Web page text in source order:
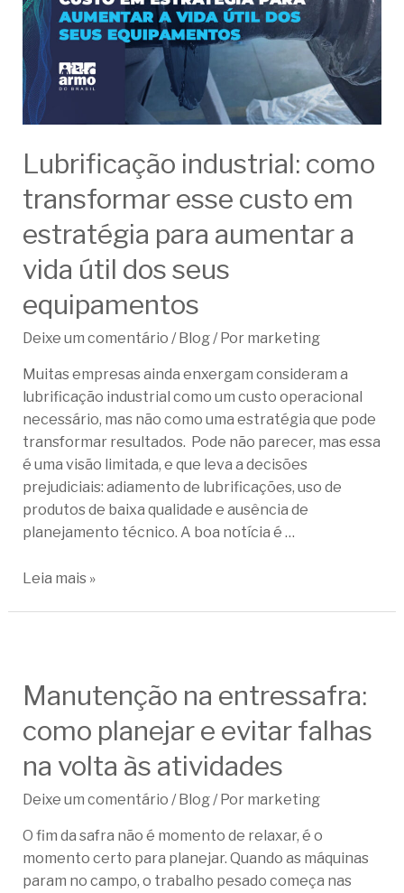
Lubrificação industrial: como
transformar esse custo em
estratégia para aumentar a
vida útil dos seus
equipamentos
Deixe um comentário /Blog/ Por marketing
Muitas empresas ainda enxergam consideram a
lubrificação industrial como um custo operacional
necessário, mas não como uma estratégia que pode
transformar resultados. Pode não parecer, mas essa
é uma visão limitada, e que leva a decisões
prejudiciais: adiamento de lubrificações, uso de
produtos de baixa qualidade e ausência de
planejamento técnico. A boa notícia é …
Leia mais »
Manutenção na entressafra:
como planejar e evitar falhas
na volta às atividades
Deixe um comentário /Blog/ Por marketing
O fim da safra não é momento de relaxar, é o
momento certo para planejar. Quando as máquinas
param no campo, o trabalho pesado começa nas